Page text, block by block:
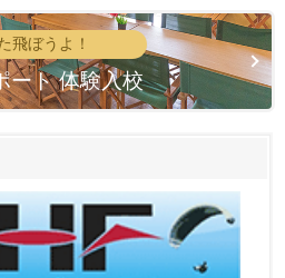
飛ぼうよ！
ート 体験入校